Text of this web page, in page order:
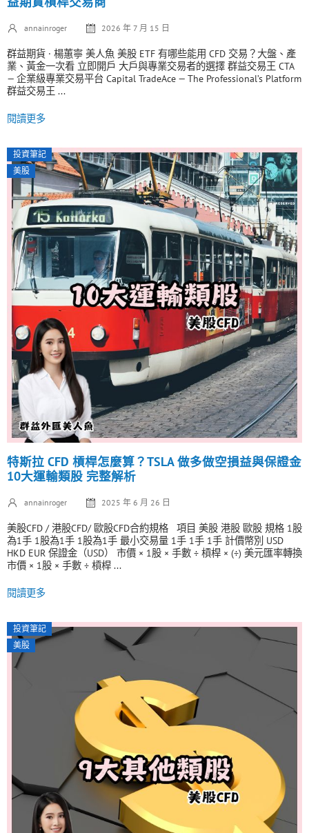
annainroger 2026 年 7 月 15 日
群益期貨 · 楊蕙寧 美人魚 美股 ETF 有哪些能用 CFD 交易？大盤、產
業、黃金一次看 立即開戶 大戶與專業交易者的選擇 群益交易王 CTA
— 企業級專業交易平台 Capital TradeAce — The Professional’s Platform
群益交易王 ...
閱讀更多
投資筆記
美股
特斯拉 CFD 槓桿怎麼算？TSLA 做多做空損益與保證金
10大運輸類股 完整解析
annainroger 2025 年 6 月 26 日
美股CFD / 港股CFD/ 歐股CFD合約規格 項目 美股 港股 歐股 規格 1股
為1手 1股為1手 1股為1手 最小交易量 1手 1手 1手 計價幣別 USD
HKD EUR 保證金（USD） 市價 × 1股 × 手數 ÷ 槓桿 × (÷) 美元匯率轉換
市價 × 1股 × 手數 ÷ 槓桿 ...
閱讀更多
投資筆記
美股